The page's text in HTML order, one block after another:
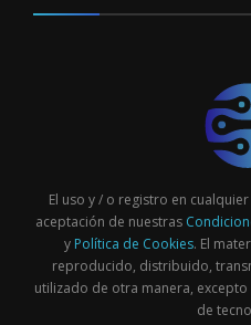
El uso y / o registro en
aceptación de nuestras
y Política de Cookies. El
reproducido, distribuido,
utilizado de otra manera,
de